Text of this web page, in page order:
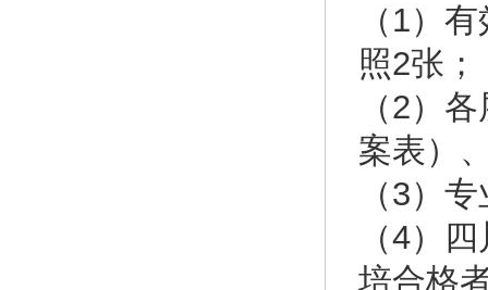
（1）
照2张；
（2）
案表）
（3）
（4）
培合格